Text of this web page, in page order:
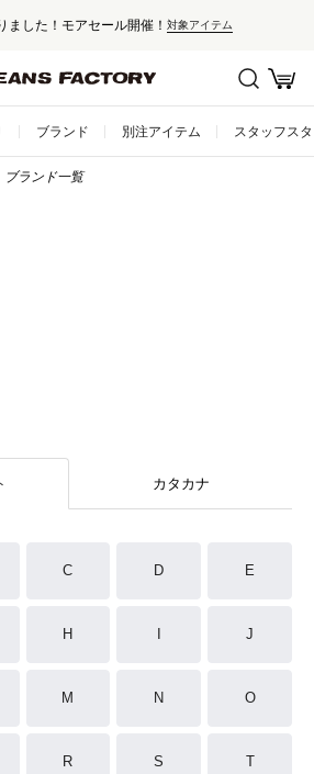
ました！モアセール開催！ 対象アイテム
ブランド 別注アイテム スタッフス
ブランド一覧
カタカナ
C D E
H J
M N O
R S T